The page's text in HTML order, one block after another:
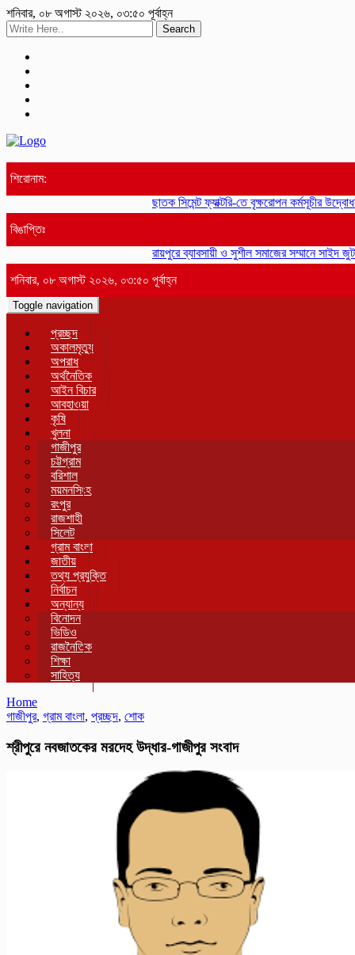
শনিবার, ০৮ অগাস্ট ২০২৬, ০৩:৫০ পূর্বাহ্ন
Search
শিরোনাম:
ছাতক সিমেন্ট ফ্যাক্টরি-তে বৃক্ষরোপন কর্মসূচীর
বিঙাপ্তিঃ
রায়পুরে ব্যাবসায়ী ও সুশীল সমাজের সম্মানে সাইদ
শনিবার, ০৮ অগাস্ট ২০২৬, ০৩:৫০ পূর্বাহ্ন
Toggle navigation
প্রচ্ছদ
অকালমৃত্যু
অপরাধ
অর্থনৈতিক
আইন বিচার
আবহাওয়া
কৃষি
খুলনা
গাজীপুর
চট্টগ্রাম
বরিশাল
ময়মনসিংহ
রংপুর
রাজশাহী
সিলেট
গ্রাম বাংলা
জাতীয়
তথ্য প্রযুক্তি
নির্বাচন
অন্যান্য
বিনোদন
ভিডিও
রাজনৈতিক
শিক্ষা
সাহিত্য
Home
গাজীপুর, গ্রাম বাংলা, প্রচ্ছদ, শোক
শ্রীপুরে নবজাতকের মরদেহ উদ্ধার-গাজীপুর সংবাদ